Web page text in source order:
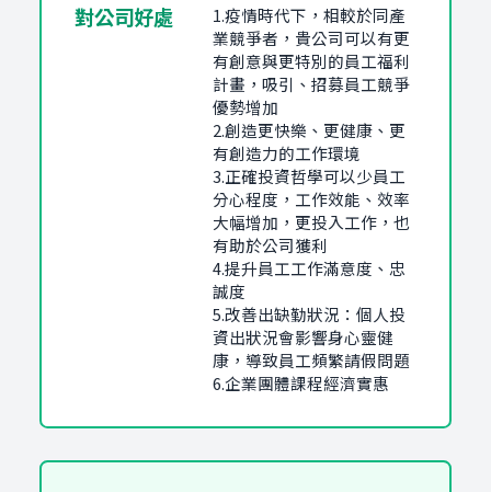
對公司好處
1.疫情時代下，相較於同產
業競爭者，貴公司可以有更
有創意與更特別的員工福利
計畫，吸引、招募員工競爭
優勢增加
2.創造更快樂、更健康、更
有創造力的工作環境
3.正確投資哲學可以少員工
分心程度，工作效能、效率
大幅增加，更投入工作，也
有助於公司獲利
4.提升員工工作滿意度、忠
誠度
5.改善出缺勤狀況：個人投
資出狀況會影響身心靈健
康，導致員工頻繁請假問題
6.企業團體課程經濟實惠